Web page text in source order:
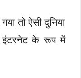
तो ऐसी दुनिया
इंटरनेट के रूप में